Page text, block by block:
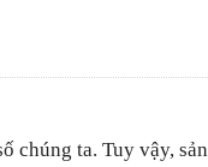
chúng ta. Tuy vậy, sản